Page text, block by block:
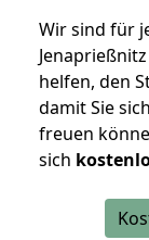
Wir sind für
helfen, den
damit Sie
freuen
sich